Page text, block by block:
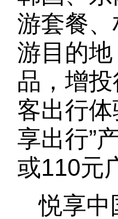
游套餐
游目的
品，增
客出行
享出行”
或110元
悦享中